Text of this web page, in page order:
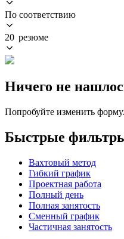
По соответствию
20 резюме
Ничего не
Попробуйте изменить
Быстрые
Вахтовый метод
Гибкий график
Проектная работа
Полный день
Полная занятость
Сменный график
Частичная занятость